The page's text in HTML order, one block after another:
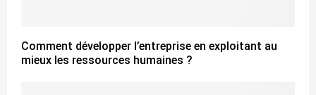
Comment développer l’entreprise en exploitant au
mieux les ressources humaines ?